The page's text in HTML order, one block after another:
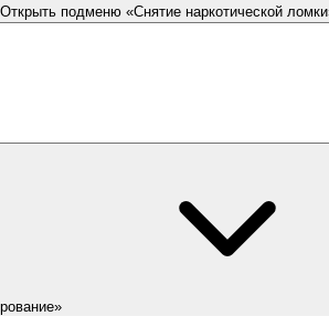
Открыть подменю «Снятие наркотической